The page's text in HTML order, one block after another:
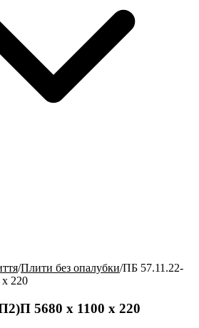
/Плити без опалубки/ПБ 57.11.22-
220
5680 х 1100 х 220